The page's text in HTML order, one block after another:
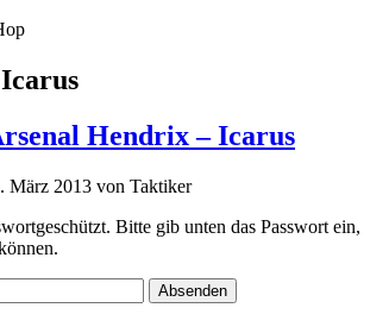
Icarus
Hendrix – Icarus
März 2013 von Taktiker
Bitte gib unten das Passwort ein,